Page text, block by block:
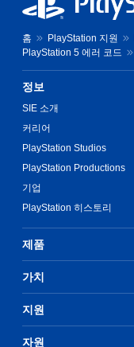
홈 PlayStation 지원
PlayStation 5 에러 코드
정보
SIE 소개
커리어
PlayStation Studios
PlayStation Productions
기업
PlayStation 히스토리
제품
가치
지원
자원